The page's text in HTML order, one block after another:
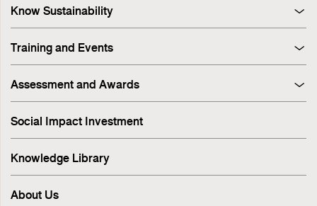
Know Sustainability
Sustainability at A Glance
Principles and Guidelines
Corporate Governance
Sustainability Management Process
Stakeholder Engagement & Materiality Analysis
ESG Risk
Sustainable Supply Chain
Environment
Innovation
Training and Events
Training
Events
Assessment and Awards
Corporate Governance Report (CGR)
SET ESG Ratings
FTSE Russell ESG Scores
ASEAN Corporate Governance Scorecard
Sustainability Index
Sustainability Awards
Social Impact Investment
Knowledge Library
About Us